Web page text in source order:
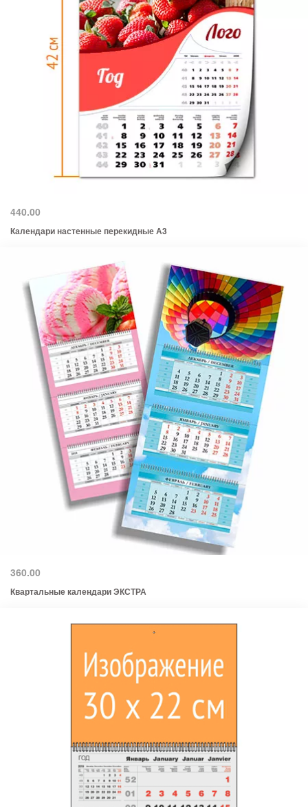
440.00
Календари настенные перекидные А3
360.00
Квартальные календари ЭКСТРА